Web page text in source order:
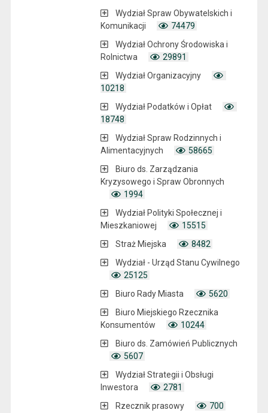
Wydział Spraw Obywatelskich i
Komunikacji
74479
Wydział Ochrony Środowiska i
Rolnictwa
29891
Wydział Organizacyjny
10218
Wydział Podatków i Opłat
18748
Wydział Spraw Rodzinnych i
Alimentacyjnych
58665
Biuro ds. Zarządzania
Kryzysowego i Spraw Obronnych
1994
Wydział Polityki Społecznej i
Mieszkaniowej
15515
Straż Miejska
8482
Wydział - Urząd Stanu Cywilnego
25125
Biuro Rady Miasta
5620
Biuro Miejskiego Rzecznika
Konsumentów
10244
Biuro ds. Zamówień Publicznych
5607
Wydział Strategii i Obsługi
Inwestora
2781
Rzecznik prasowy
700